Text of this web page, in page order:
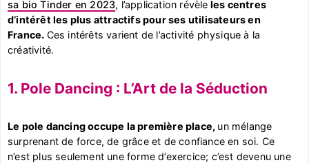
sa bio Tinder en 2023, l’application révèle les centres
d’intérêt les plus attractifs pour ses utilisateurs en
France. Ces intérêts varient de l’activité physique à la
créativité.
1. Pole Dancing : L’Art de la Séduction
Le pole dancing occupe la première place, un mélange
surprenant de force, de grâce et de confiance en soi. Ce
n’est plus seulement une forme d’exercice; c’est devenu une